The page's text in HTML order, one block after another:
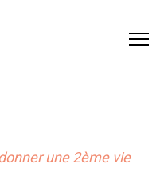
une 2ème vie